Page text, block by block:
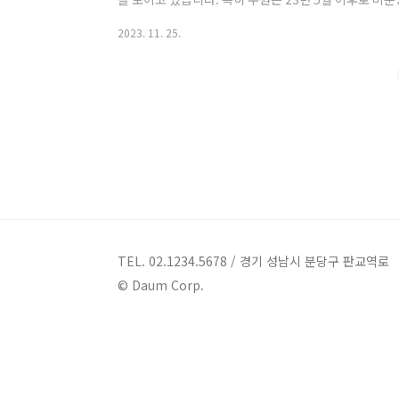
트 리스트를 확인하려면 아래 글을 참조하시기 바랍니
입니다. 수원의 경우 23년 3월 팔달구 지동에서 수원
2023. 11. 25.
TEL. 02.1234.5678 / 경기 성남시 분당구 판교역로
© Daum Corp.